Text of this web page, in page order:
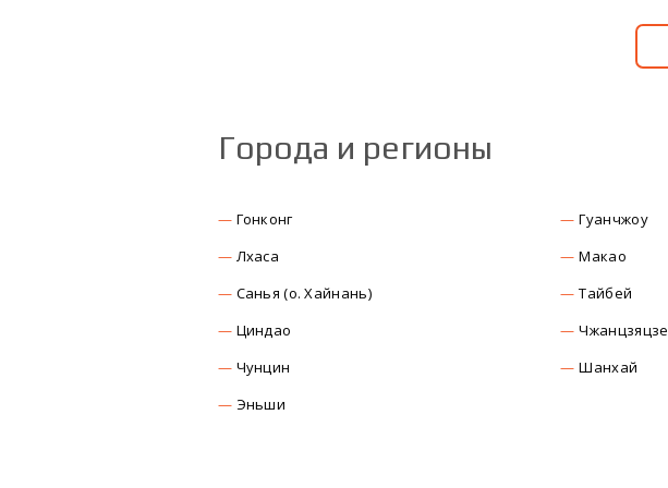
Города и регионы
Гонконг Гуанчжоу
Лхаса
Макао
Санья (о. Хайнань)
Тайбей
Циндао
Чжанцзяцзе
Чунцин
Шанхай
Эньши